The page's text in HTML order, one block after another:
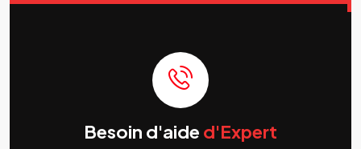
Besoin d'aide d'Expert